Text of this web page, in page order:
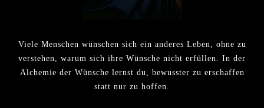
Viele Menschen wünschen sich ein anderes Leben, ohne zu
verstehen, warum sich ihre Wünsche nicht erfüllen. In der
Alchemie der Wünsche lernst du, bewusster zu erschaffen
statt nur zu hoffen.